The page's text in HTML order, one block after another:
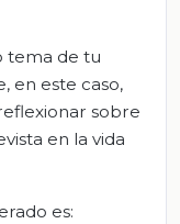
tema de tu
en este caso,
sobre
en la vida
es: